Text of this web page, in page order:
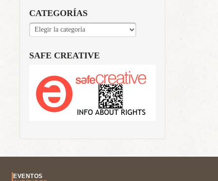
CATEGORÍAS
CATEGORÍAS
SAFE CREATIVE
EVENTOS